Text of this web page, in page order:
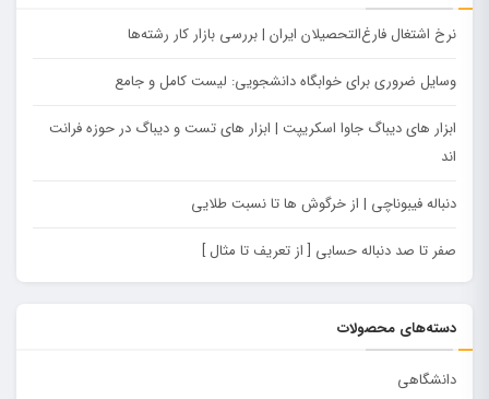
نرخ اشتغال فارغ‌التحصیلان ایران | بررسی بازار کار رشته‌ها
وسایل ضروری برای خوابگاه دانشجویی: لیست کامل و جامع
ابزار های دیباگ جاوا اسکریپت |‌ ابزار های تست و دیباگ در حوزه فرانت
اند
دنباله فیبوناچی |‌ از خرگوش ها تا نسبت طلایی
صفر تا صد دنباله حسابی [ از تعریف تا مثال ]
دسته‌های محصولات
دانشگاهی